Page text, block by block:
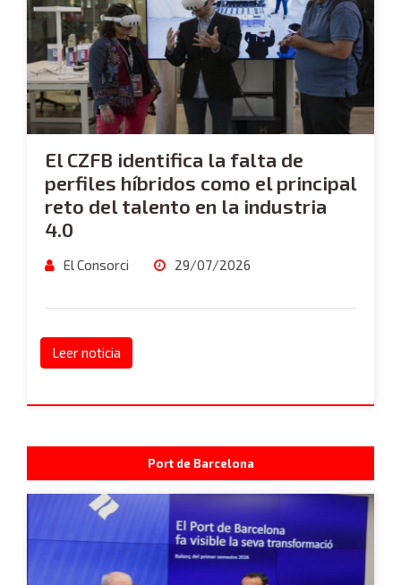
El CZFB identifica la falta de
perfiles híbridos como el principal
reto del talento en la industria
4.0
El Consorci 29/07/2026
Leer noticia
Port de Barcelona